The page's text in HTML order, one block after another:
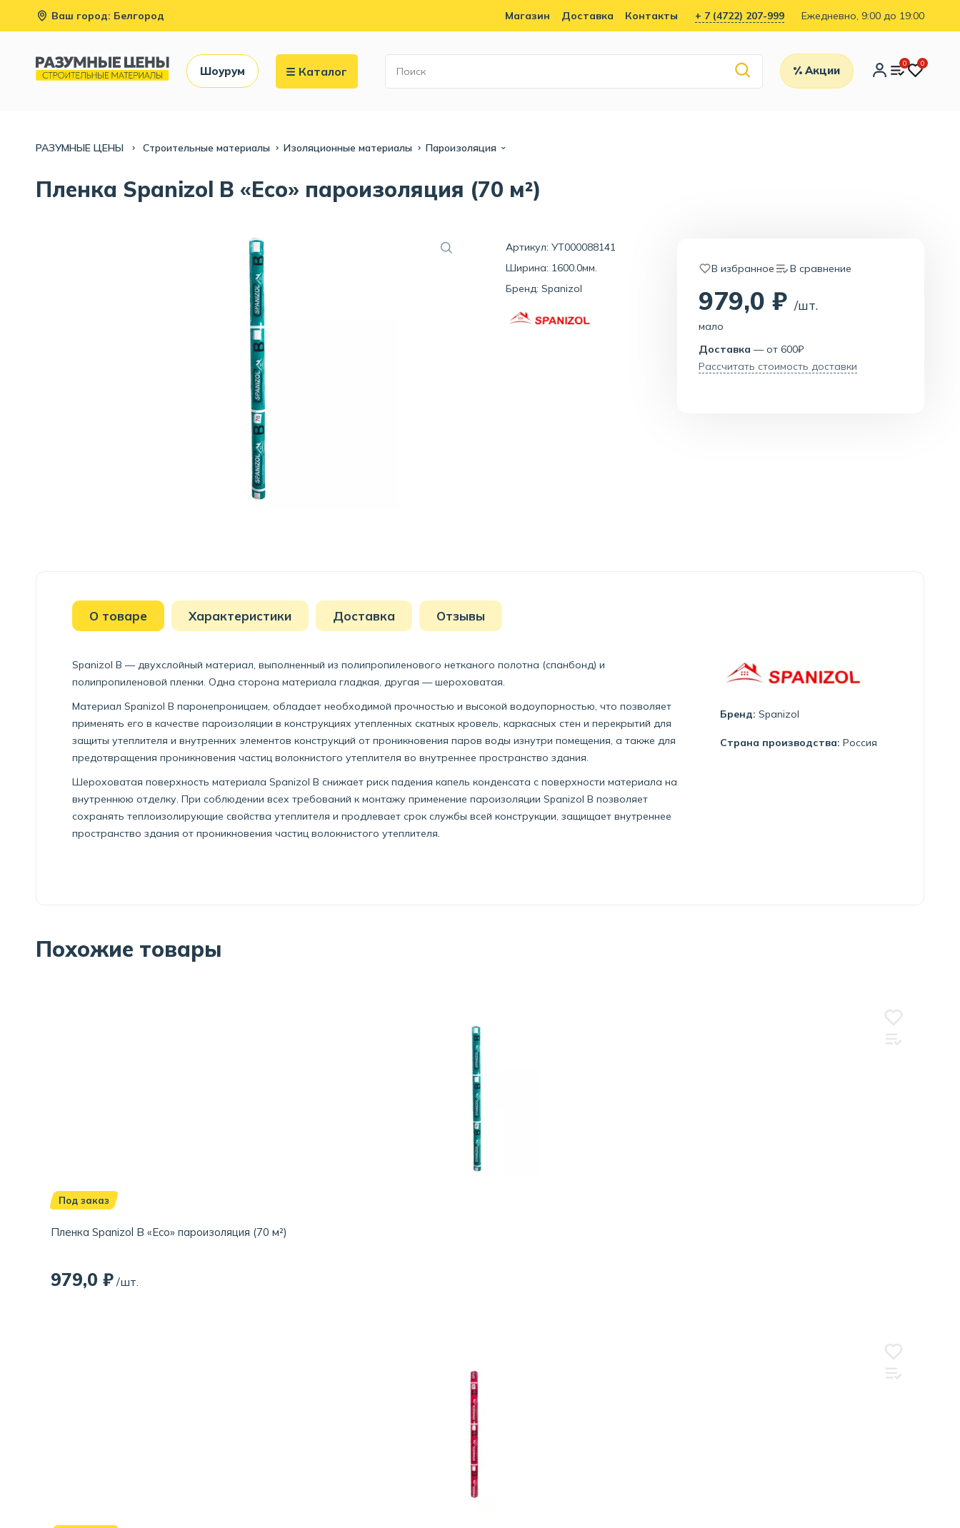
Ваш город: Белгород Магазин Доставка Контакты + 7 (4722) 207-999 Ежедневно, 9:00 до 19:00
Шоурум Каталог Акции
0 0
РАЗУМНЫЕ ЦЕНЫ Строительные материалы Изоляционные материалы Пароизоляция
Пленка Spanizol B «Eco» пароизоляция (70 м²)
Артикул: УТ000088141
Ширина: 1600.0мм.
Бренд: Spanizol
В избранное В сравнение
979,0 ₽/шт.
мало
Доставка — от 600₽
Рассчитать стоимость доставки
О товаре Характеристики Доставка Отзывы
Spanizol В — двухслойный материал, выполненный из полипропиленового нетканого полотна (спанбонд) и
полипропиленовой пленки. Одна сторона материала гладкая, другая — шероховатая.
Материал Spanizol В паронепроницаем, обладает необходимой прочностью и высокой водоупорностью, что позволяет
применять его в качестве пароизоляции в конструкциях утепленных скатных кровель, каркасных стен и перекрытий для
защиты утеплителя и внутренних элементов конструкций от проникновения паров воды изнутри помещения, а также для
предотвращения проникновения частиц волокнистого утеплителя во внутреннее пространство здания.
Шероховатая поверхность материала Spanizol В снижает риск падения капель конденсата с поверхности материала на
внутреннюю отделку. При соблюдении всех требований к монтажу применение пароизоляции Spanizol В позволяет
сохранять теплоизолирующие свойства утеплителя и продлевает срок службы всей конструкции, защищает внутреннее
пространство здания от проникновения частиц волокнистого утеплителя.
Бренд: Spanizol
Страна производства: Россия
Похожие товары
Под заказ
Пленка Spanizol B «Eco» пароизоляция (70 м²)
979,0 ₽ /шт.